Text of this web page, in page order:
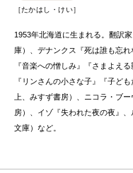
たかはし・けい
1953年北海道に生まれる。翻訳
庫）、デナンクス『死は誰も忘
『音楽への憎しみ』『さまよえ
『リンさんの小さな子』『子ど
上、みすず書房）、ニコラ・ブ
房）、イゾ『失われた夜の夜』
文庫）など。